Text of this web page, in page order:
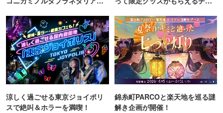
涼しく過ごせる東京ジョイポリ
スで絶叫＆ホラーを満喫！
錦糸町PARCOと楽天地を巡る謎
解き企画が開催！